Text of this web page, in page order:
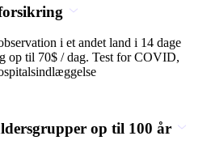
i et andet land i 14 dage
op til 70$ / dag. Test for COVID,
op til 100 år